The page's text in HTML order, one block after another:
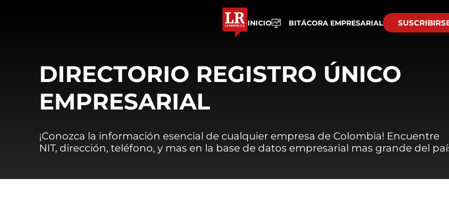
INICIO BITÁCORA EMPRESARIAL
DIRECTORIO REGISTRO ÚNICO
EMPRESARIAL
¡Conozca la información esencial de cualquier empresa de Colombia! Encuentre
NIT, dirección, teléfono, y mas en la base de datos empresarial mas grande del